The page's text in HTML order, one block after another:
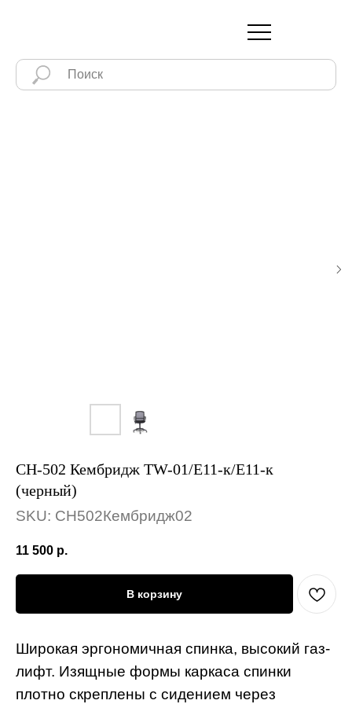
СН-502 Кембридж TW-01/Е11-к/Е11-к
(черный)
SKU: СН502Кембридж02
11 500 р.
В корзину
Широкая эргономичная спинка, высокий газ-
лифт. Изящные формы каркаса спинки
плотно скреплены с сидением через